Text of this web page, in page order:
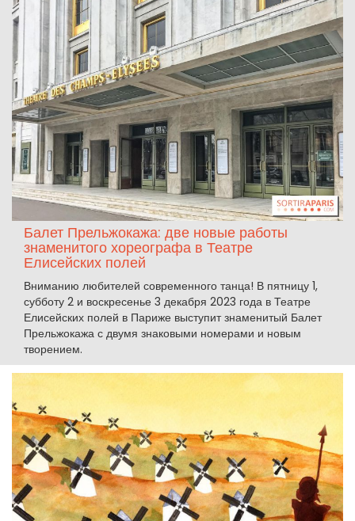
Балет Прельжокажа: две новые работы
знаменитого хореографа в Театре
Елисейских полей
Вниманию любителей современного танца! В пятницу 1,
субботу 2 и воскресенье 3 декабря 2023 года в Театре
Елисейских полей в Париже выступит знаменитый Балет
Прельжокажа с двумя знаковыми номерами и новым
творением.